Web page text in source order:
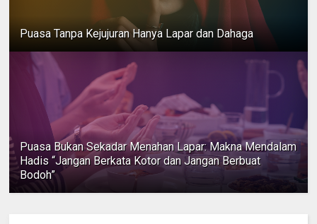
Puasa Tanpa Kejujuran Hanya Lapar dan Dahaga
Puasa Bukan Sekadar Menahan Lapar: Makna Mendalam
Hadis “Jangan Berkata Kotor dan Jangan Berbuat
Bodoh”